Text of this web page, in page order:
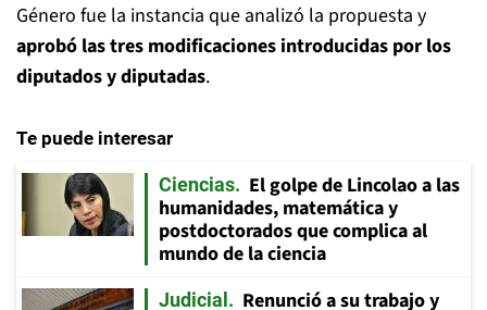
Género fue la instancia que analizó la propuesta y
aprobó las tres modificaciones introducidas por los
diputados y diputadas.
Te puede interesar
Ciencias
El golpe de Lincolao a las
humanidades, matemática y
postdoctorados que complica al
mundo de la ciencia
Judicial Renunció a su trabajo y